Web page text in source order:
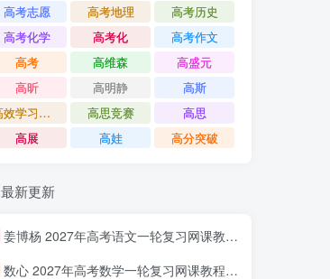
高考志愿
高考地理
高考历史
高考化学
高考化
高考作文
高考
高维森
高盛元
高昕
高明静
高斯
高效学习方法课
高思竞赛
高思
高展
高娃 高分突破
最新更新
姜博杨 2027年高考语文一轮复习网课教程 高三语文 上学期暑假班视频教程 百度网盘下载
数心 2027年高考数学一轮复习网课教程 高三数学 上学期暑假班视频教程 百度网盘下载